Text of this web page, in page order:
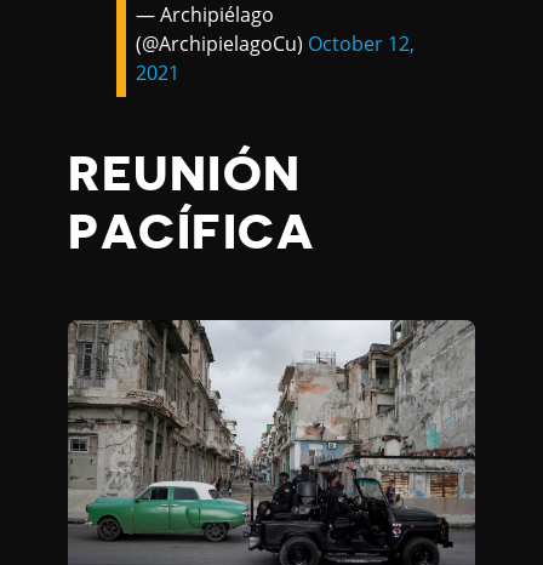
— Archipiélago
(@ArchipielagoCu) October 12,
2021
REUNIÓN
PACÍFICA